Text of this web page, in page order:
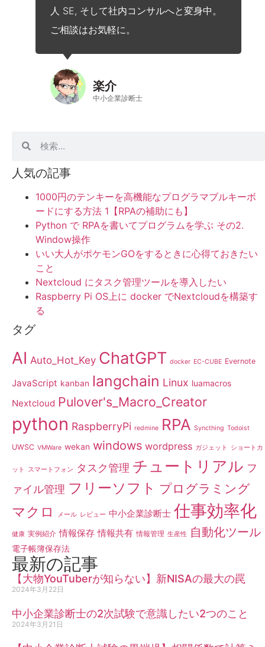
人 SE, そして社内コンサルへと変身中。
ご相談はお気軽に。
楽介
中小企業診断士
人気の記事
1000円のテンキーを高機能なプログラマブルキーボ
ードにする方法 1【RPAの補助にも】
Python で RPAを書いてプログラムを学ぶ その2.
Window操作
いい大人がポケモンGOをするときに心得ておきたい
こと
Nextcloud にタスク管理ツールを導入したい
Raspberry Pi OS上に docker でNextcloudを構築す
る
タグ
AI Auto_Hot_Key ChatGPT docker EC-CUBE Evernote
JavaScript kanban langchain Linux luamacros
Nextcloud Pulover's_Macro_Creator
python RaspberryPi redmine RPA Syncthing Todoist
UWSC VMWare wekan windows wordpress ガジェット ショートカ
ット スマートフォン タスク管理 チュートリアル フ
ァイル管理 フリーソフト プログラミング
マクロ メール レビュー 中小企業診断士 仕事効率化
健康 実例紹介 情報保存 情報共有 情報管理 生産性 自動化ツール
電子帳簿保存法
最新の記事
【大物YouTuberが知らない】新NISAの最大の罠
2024年3月22日
中小企業診断士の2次試験で意識したい2つのこと
2024年3月21日